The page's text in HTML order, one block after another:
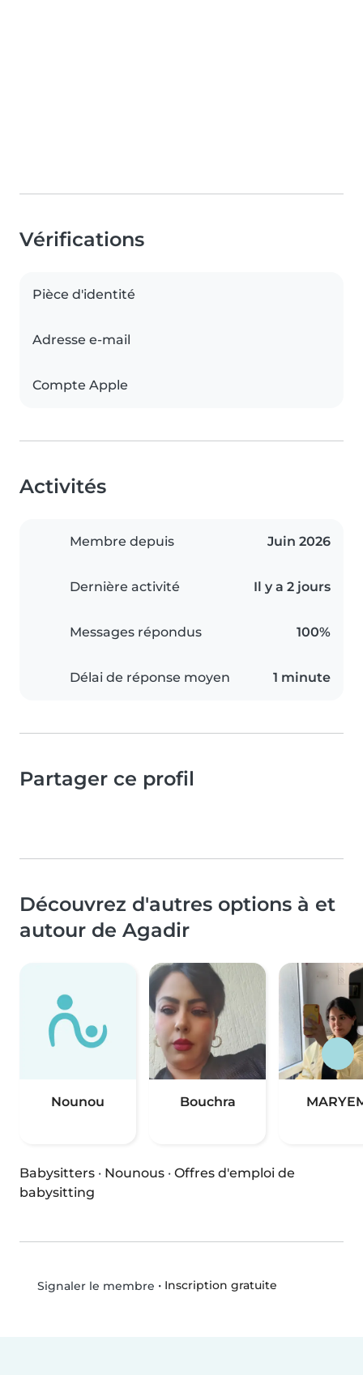
Vérifications
Pièce d'identité
Adresse e-mail
Compte Apple
Activités
Membre depuis Juin 2026
Dernière activité Il y a 2 jours
Messages répondus 100%
Délai de réponse moyen 1 minute
Partager ce profil
Découvrez d'autres options à et
autour de Agadir
Nounou Bouchra
Babysitters · Nounous · Offres d'emploi de
babysitting
Signaler le membre • Inscription gratuite